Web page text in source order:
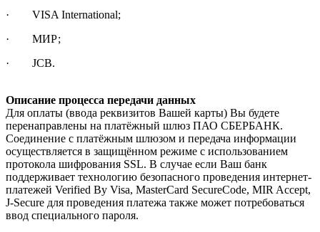
· VISA International;
· МИР;
· JCB.
Описание процесса передачи данных
Для оплаты (ввода реквизитов Вашей карты) Вы будете
перенаправлены на платёжный шлюз ПАО СБЕРБАНК.
Соединение с платёжным шлюзом и передача информации
осуществляется в защищённом режиме с использованием
протокола шифрования SSL. В случае если Ваш банк
поддерживает технологию безопасного проведения интернет-
платежей Verified By Visa, MasterCard SecureCode, MIR Accept,
J-Secure для проведения платежа также может потребоваться
ввод специального пароля.